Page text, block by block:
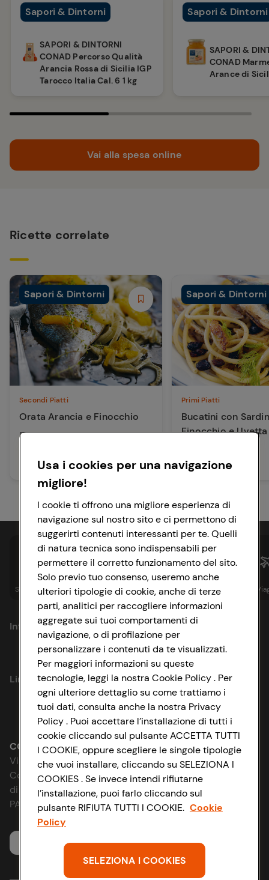
Sapori & Dintorni
SAPORI & DINTORNI
CONAD Percorso Qualità
Arancia Rossa di Sicilia IGP
Tarocco Italia Cal. 6 1 kg
Sapori & Dintorni
SAPORI &
CONAD
Arance di
Vai alla spesa online
Ricette correlate
Sapori & Dintorni
Secondi Piatti
Orata Arancia e Finocchio
Sapori & Dintorni
Primi Piatti
Bucatini con
Finocchio e Uvetta
30 min Facile
Spesa online Assicurazioni Sapori& Istituzionale
Informazioni
Privacy Policy
Cookie Policy
Impostazioni Cookie
Accessibilità
D&I e Parità di Genere
Strategia Fiscale
Link utili
Lavora con noi
Le cooperative
News & Approfondimenti
Richiami prodotto
Whistleblowing
CONAD SOCIETÀ COOPERATIVA
Via Michelino, 59 | 40127 BOLOGNA
Codice Fiscale e Registro Imprese
di Bologna 00865960157
PARTITA IVA 03320960374
Servizio clienti
Usa i cookies per una navigazione
migliore!
I cookie ti offrono una migliore esperienza di
navigazione sul nostro sito e ci permettono di
suggerirti contenuti interessanti per te. Quelli
di natura tecnica sono indispensabili per
permettere il corretto funzionamento del sito.
Solo previo tuo consenso, useremo anche
ulteriori tipologie di cookie, anche di terze
parti, analitici per raccogliere informazioni
aggregate sui tuoi comportamenti di
navigazione, o di profilazione per
personalizzare i contenuti da te visualizzati.
Per maggiori informazioni su queste
tecnologie, leggi la nostra Cookie Policy . Per
ogni ulteriore dettaglio su come trattiamo i
tuoi dati, consulta anche la nostra Privacy
Policy . Puoi accettare l’installazione di tutti i
cookie cliccando sul pulsante ACCETTA TUTTI
I COOKIE, oppure scegliere le singole tipologie
che vuoi installare, cliccando su SELEZIONA I
COOKIES . Se invece intendi rifiutarne
l’installazione, puoi farlo cliccando sul
pulsante RIFIUTA TUTTI I COOKIE. Cookie
Policy
SELEZIONA I COOKIES